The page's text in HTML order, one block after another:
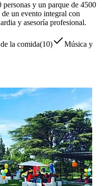
y un parque de 4500
un evento integral con
y asesoría profesional.
la comida(10)
Música y